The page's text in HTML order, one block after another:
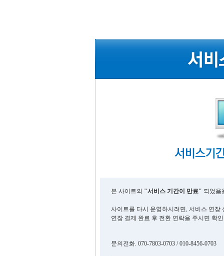
본 사이트의 "서비스 기간이 만료" 되었음
사이트를 다시 운영하시려면, 서비스 연장
연장 결제 완료 후 전환 연락을 주시면 확
문의전화. 070-7803-0703 / 010-8456-0703